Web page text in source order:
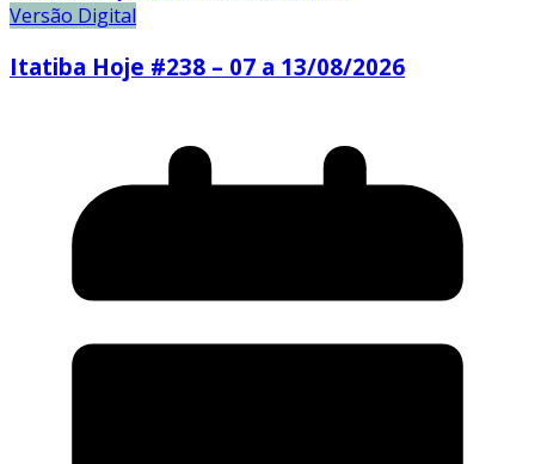
Versão Digital
Itatiba Hoje #238 – 07 a 13/08/2026